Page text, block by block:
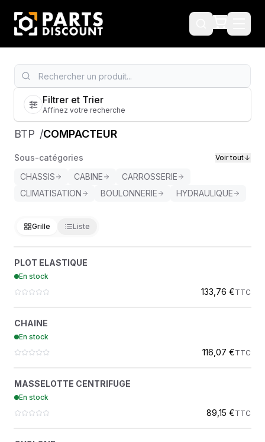
Filtrer et Trier
Affinez votre recherche
BTP /COMPACTEUR
Sous-catégories Voir tout
CHASSIS CABINE
CARROSSERIE
CLIMATISATION
BOULONNERIE HYDRAULIQUE
Grille Liste
PLOT ELASTIQUE
En stock
133,76 €TTC
CHAINE
En stock
116,07 €TTC
?
4700912477
MASSELOTTE CENTRIFUGE
En stock
89,15 €TTC